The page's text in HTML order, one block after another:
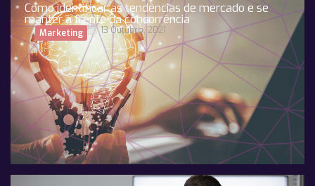
Como identificar as tendências de mercado e se
manter à frente da concorrência
Marketing 13 Outubro, 2021